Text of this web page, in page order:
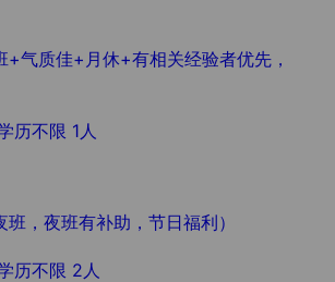
+气质佳+月休+有相关经验者优先，
历不限 1人
，夜班有补助，节日福利）
历不限 2人